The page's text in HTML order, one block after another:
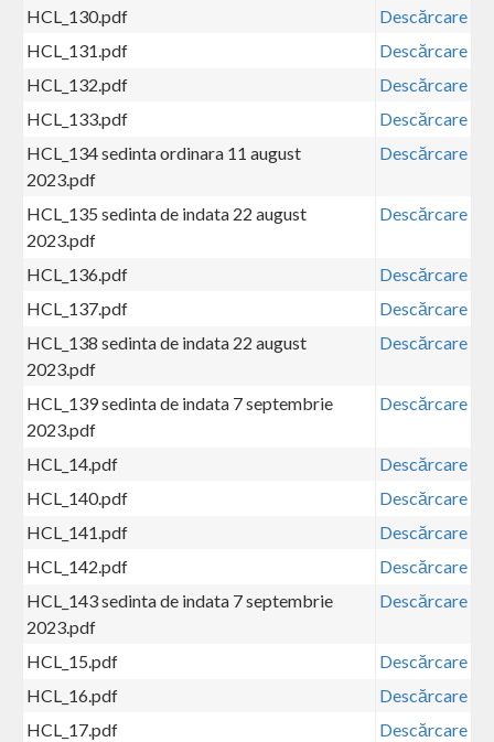
HCL_130.pdf
Descărcare
HCL_131.pdf
Descărcare
HCL_132.pdf
Descărcare
HCL_133.pdf
Descărcare
HCL_134 sedinta ordinara 11 august
2023.pdf
Descărcare
HCL_135 sedinta de indata 22 august
2023.pdf
Descărcare
HCL_136.pdf
Descărcare
HCL_137.pdf
Descărcare
HCL_138 sedinta de indata 22 august
2023.pdf
Descărcare
HCL_139 sedinta de indata 7 septembrie
2023.pdf
Descărcare
HCL_14.pdf
Descărcare
HCL_140.pdf
Descărcare
HCL_141.pdf
Descărcare
HCL_142.pdf
Descărcare
HCL_143 sedinta de indata 7 septembrie
2023.pdf
Descărcare
HCL_15.pdf
Descărcare
HCL_16.pdf
Descărcare
HCL_17.pdf
Descărcare